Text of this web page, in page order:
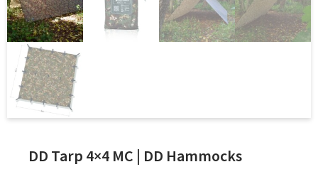
DD Tarp 4×4 MC | DD Hammocks